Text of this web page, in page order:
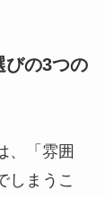
びの3つの
、「雰囲
しまうこ